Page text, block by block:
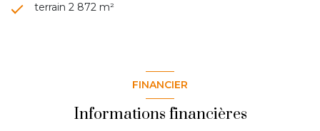
terrain 2 872 m²
FINANCIER
Informations financières